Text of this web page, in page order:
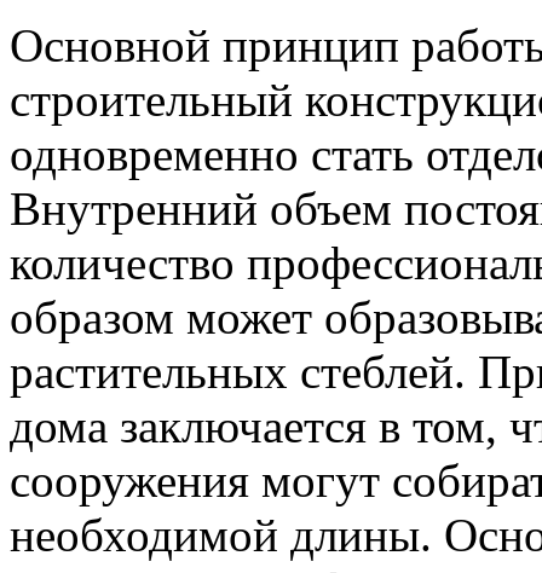
Основной принцип
строительный
одновременно стать
Внутренний объем
количество
образом может
растительных стеблей.
дома заключается в том,
сооружения могут
необходимой длины.